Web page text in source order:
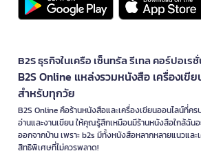
B2S ธุรกิจในเครือ เซ็นทรัล รีเทล คอร์ปอเร
B2S Online แหล่งรวมหนังสือ เครื่องเขี
สำหรับทุกวัย
B2S Online คือร้านหนังสือและเครื่องเขียนออนไลน์ที่ค
อ่านและงานเขียน ให้คุณรู้สึกเหมือนมีร้านหนังสือใกล้ฉัน
ออกจากบ้าน เพราะ b2s มีทั้งหนังสือหลากหลายแนวแ
สิทธิพิเศษที่ไม่ควรพลาด!